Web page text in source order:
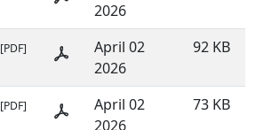
2026
[PDF]
April 02
2026
92 KB
[PDF]
April 02
2026
73 KB